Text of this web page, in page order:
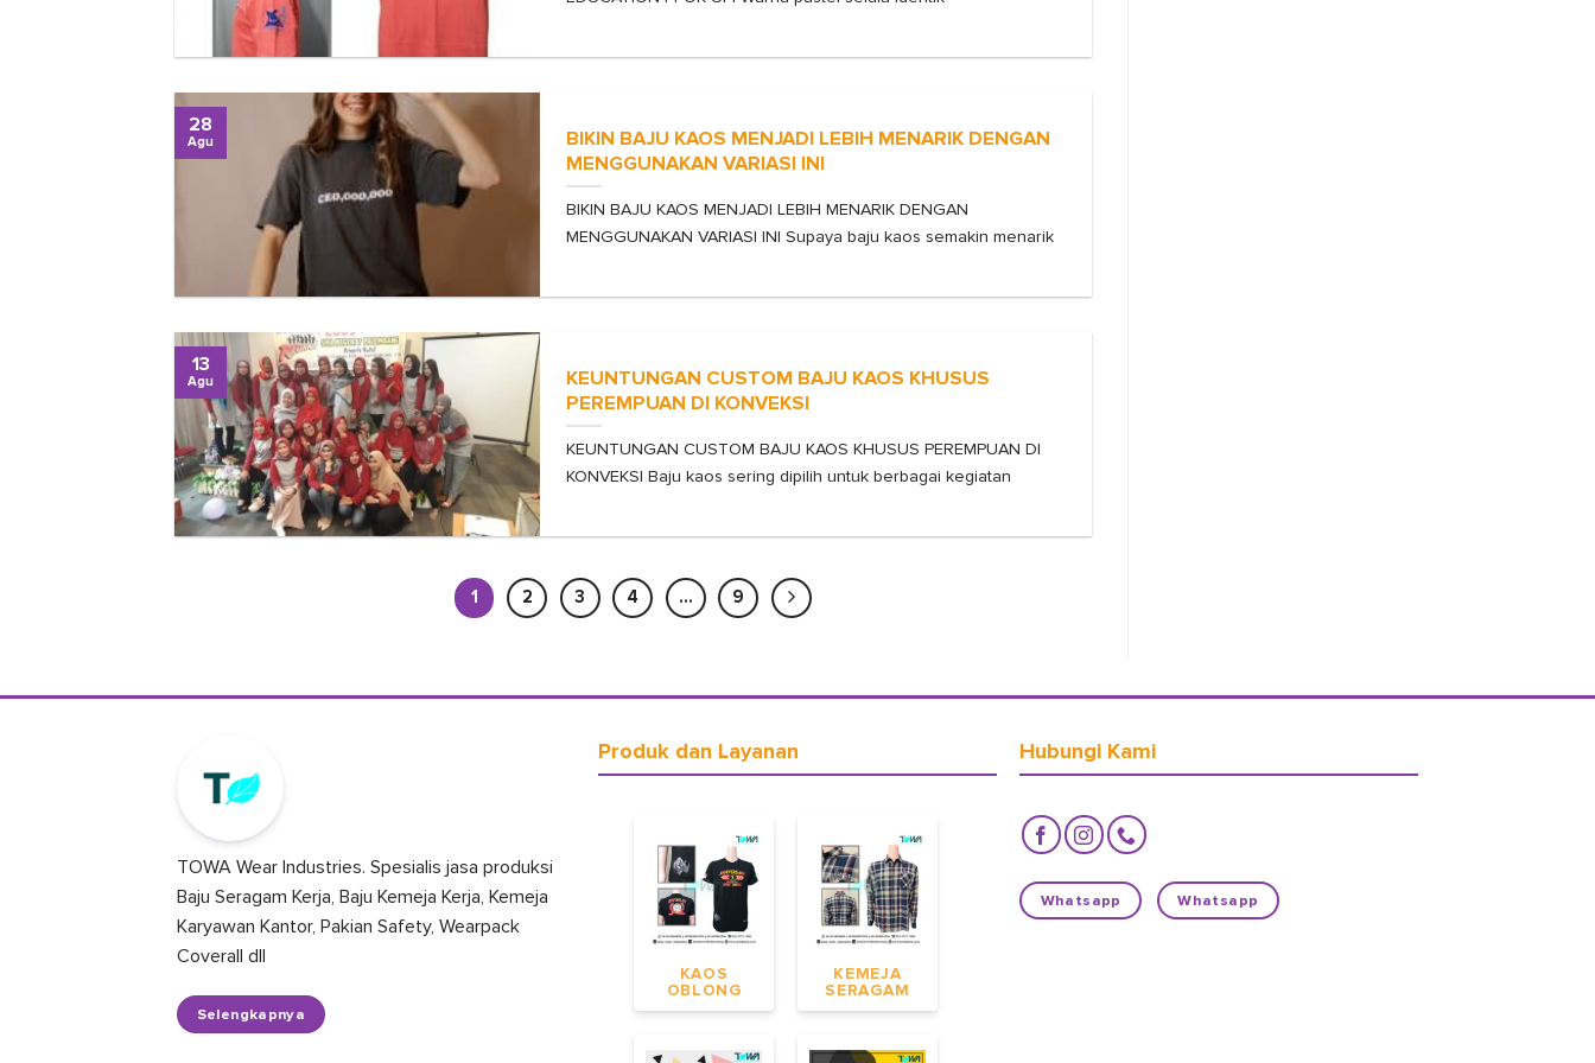
BIKIN BAJU KAOS MENJADI LEBIH MENARIK DENGAN
MENGGUNAKAN VARIASI INI
BIKIN BAJU KAOS MENJADI LEBIH MENARIK DENGAN
MENGGUNAKAN VARIASI INI Supaya baju kaos semakin menarik
28
Agu
KEUNTUNGAN CUSTOM BAJU KAOS KHUSUS
PEREMPUAN DI KONVEKSI
KEUNTUNGAN CUSTOM BAJU KAOS KHUSUS PEREMPUAN DI
KONVEKSI Baju kaos sering dipilih untuk berbagai kegiatan
13
Agu
1 2 3 4 … 9
TOWA Wear Industries. Spesialis jasa produksi
Baju Seragam Kerja, Baju Kemeja Kerja, Kemeja
Karyawan Kantor, Pakian Safety, Wearpack
Coverall dll
Selengkapnya
Produk dan Layanan
KAOS
OBLONG
KEMEJA
SERAGAM
Hubungi Kami
Whatsapp Whatsapp